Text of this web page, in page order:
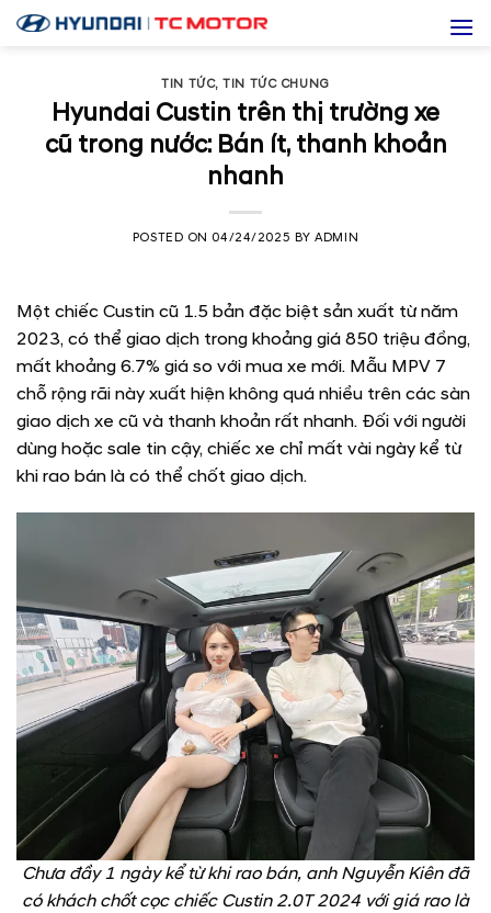
Skip
TIN TỨC,TIN TỨC CHUNG
Hyundai Custin trên thị trường xe
cũ trong nước: Bán ít, thanh khoản
nhanh
POSTED ON 04/24/2025 BYADMIN
Một chiếc Custin cũ 1.5 bản đặc biệt sản xuất từ năm
2023, có thể giao dịch trong khoảng giá 850 triệu đồng,
mất khoảng 6.7% giá so với mua xe mới. Mẫu MPV 7
chỗ rộng rãi này xuất hiện không quá nhiều trên các sàn
giao dịch xe cũ và thanh khoản rất nhanh. Đối với người
dùng hoặc sale tin cậy, chiếc xe chỉ mất vài ngày kể từ
khi rao bán là có thể chốt giao dịch.
Chưa đầy 1 ngày kể từ khi rao bán, anh Nguyễn Kiên đã
có khách chốt cọc chiếc Custin 2.0T 2024 với giá rao là